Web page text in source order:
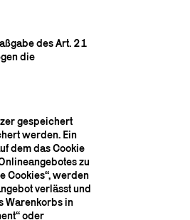
des Art. 21
die
gespeichert
werden. Ein
dem das Cookie
zu
Cookies“, werden
verlässt und
Warenkorbs in
oder